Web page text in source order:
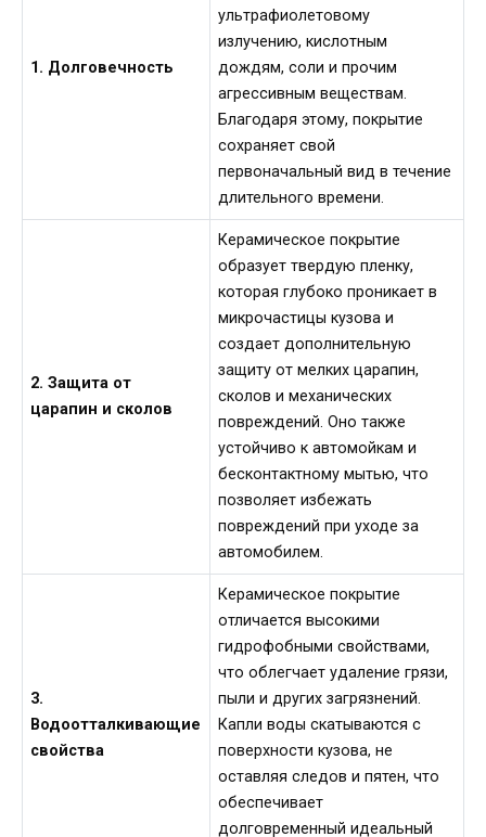
1. Долговечность
ультрафиолетовому
излучению, кислотным
дождям, соли и прочим
агрессивным веществам.
Благодаря этому, покрытие
сохраняет свой
первоначальный вид в течение
длительного времени.
2. Защита от
царапин и сколов
Керамическое покрытие
образует твердую пленку,
которая глубоко проникает в
микрочастицы кузова и
создает дополнительную
защиту от мелких царапин,
сколов и механических
повреждений. Оно также
устойчиво к автомойкам и
бесконтактному мытью, что
позволяет избежать
повреждений при уходе за
автомобилем.
3.
Водоотталкивающие
свойства
Керамическое покрытие
отличается высокими
гидрофобными свойствами,
что облегчает удаление грязи,
пыли и других загрязнений.
Капли воды скатываются с
поверхности кузова, не
оставляя следов и пятен, что
обеспечивает
долговременный идеальный